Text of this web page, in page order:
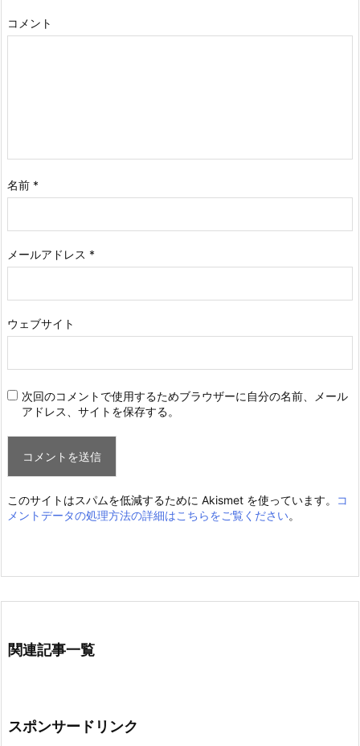
コメント
名前 *
メールアドレス *
ウェブサイト
次回のコメントで使用するためブラウザーに自分の名前、メール
アドレス、サイトを保存する。
このサイトはスパムを低減するために Akismet を使っています。
コ
メントデータの処理方法の詳細はこちらをご覧ください。
関連記事一覧
スポンサードリンク